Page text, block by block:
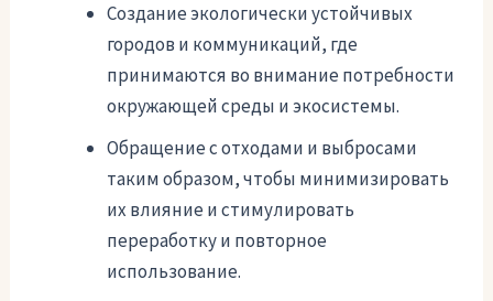
Создание экологически устойчивых
городов и коммуникаций, где
принимаются во внимание потребности
окружающей среды и экосистемы.
Обращение с отходами и выбросами
таким образом, чтобы минимизировать
их влияние и стимулировать
переработку и повторное
использование.